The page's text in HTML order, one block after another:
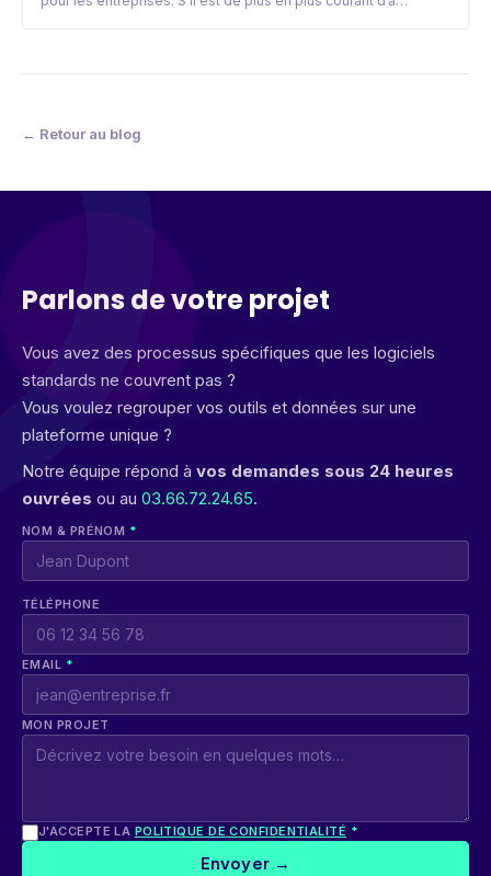
← Retour au blog
Parlons de votre projet
Vous avez des processus spécifiques que les logiciels
standards ne couvrent pas ?
Vous voulez regrouper vos outils et données sur une
plateforme unique ?
Notre équipe répond à vos demandes sous 24 heures
ouvrées ou au 03.66.72.24.65.
NOM & PRÉNOM *
TÉLÉPHONE
EMAIL *
MON PROJET
J'ACCEPTE LA POLITIQUE DE CONFIDENTIALITÉ *
Envoyer →